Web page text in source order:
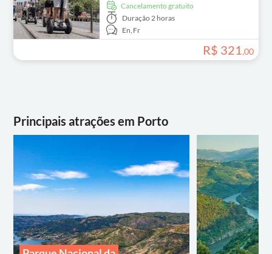
Cancelamento gratuito
Duração 2 horas
En, Fr
R$ 321,00
Principais atrações em Porto